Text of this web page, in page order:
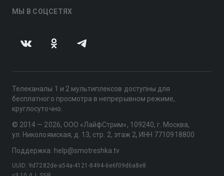
МЫ В СОЦСЕТЯХ
Телеканалы 1 и 2 мультиплексов доступны для
бесплатного просмотра в непрерывном режиме,
круглосуточно.
© 2014 — 2026, ООО «ЛайфСтрим», 109240, г. Москва,
ул. Николоямская, д. 13, стр. 2, этаж 2, ИНН 7710918800
Поддержка: help@smotreshka.tv
UUID: 9d7282de-a54a-4121-8494-6e6f09d6a8e8